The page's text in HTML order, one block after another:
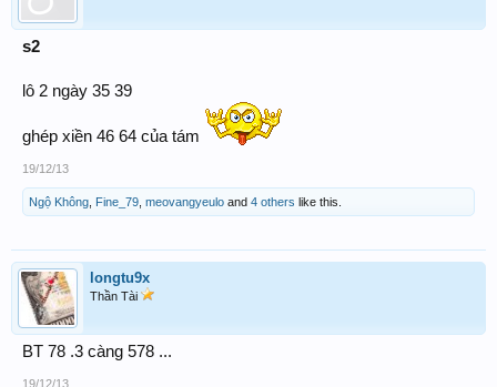
s2
lô 2 ngày 35 39
ghép xiền 46 64 của tám
19/12/13
Ngộ Không Fine_79 meovangyeulo and 4 others like this.
longtu9x
Thần Tài
BT 78 .3 càng 578 ...
19/12/13